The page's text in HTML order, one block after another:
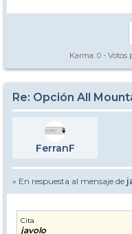
Karma: 0 - Votos
Re: Opción All
FerranF
» En respuesta al mensaje de
Cita
javolo